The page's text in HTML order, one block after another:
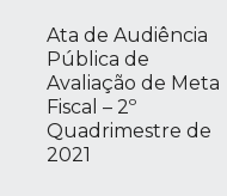
Ata de Audiência
Pública de
Avaliação de Meta
Fiscal – 2º
Quadrimestre de
2021